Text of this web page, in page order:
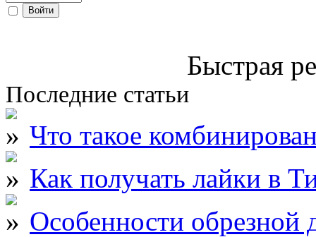
Быстрая
Последние статьи
Что такое
Как получать лайки в
Особенности обрезной